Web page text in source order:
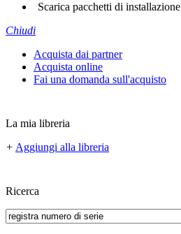
Scarica pacchetti di installazione
Chiudi
Acquista dai partner
Acquista online
Fai una domanda sull'acquisto
La mia libreria
+ Aggiungi alla libreria
Ricerca